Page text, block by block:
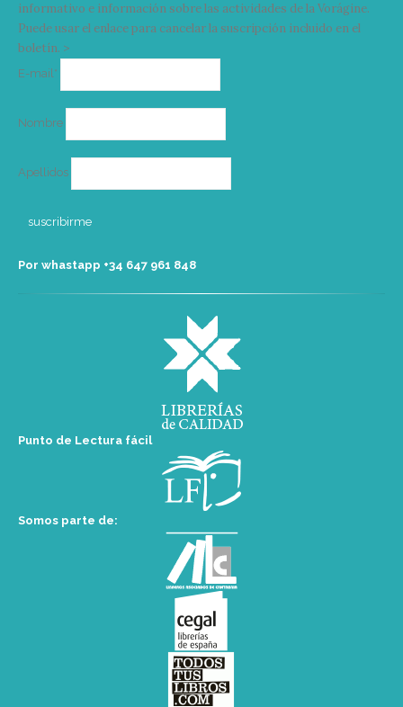
informativo e información sobre las actividades de la Vorágine.
Puede usar el enlace para cancelar la suscripción incluido en el
boletín. >
E-mail*
Nombre
Apellidos
Por whastapp +34 ‭647 961 848‬
Punto de Lectura fácil
Somos parte de: